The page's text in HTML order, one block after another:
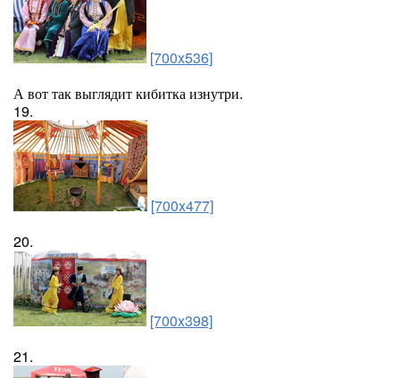
[700x536]
А вот так выглядит кибитка изнутри.
19.
[700x477]
20.
[700x398]
21.